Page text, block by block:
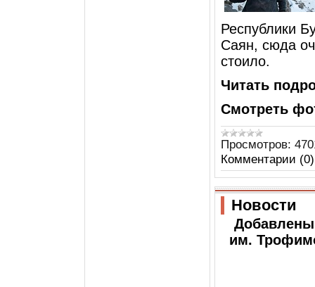
Республики
Саян, сюда
стоило.
Читать
Смотреть
Просмотров:
Комментарии (0)
Новости
им.